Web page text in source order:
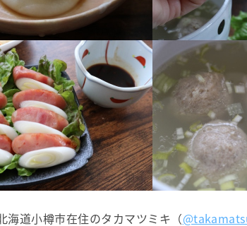
海道小樽市在住のタカマツミキ（